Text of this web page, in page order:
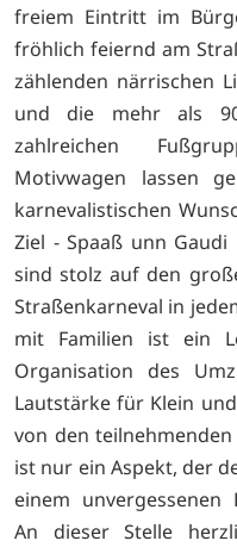
freiem Eintritt im
fröhlich feiernd am
zählenden närrischen
und die mehr als
zahlreichen
Motivwagen lassen
karnevalistischen
Ziel - Spaaß unn
sind stolz auf den
Straßenkarneval in
mit Familien ist ein
Organisation des
Lautstärke für Klein
von den
ist nur ein Aspekt, der
einem unvergessenen
An dieser Stelle